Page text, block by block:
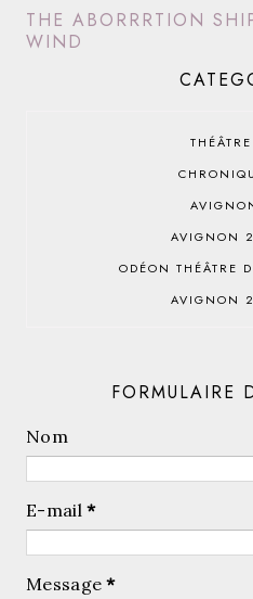
THE ABORRRTION
WIND
THÉÂTRE
AVIGNON
ODÉON THÉÂTRE
AVIGNON
AVIGNON
AVIGNON
FORMULAIRE
Nom
E-mail*
Message*